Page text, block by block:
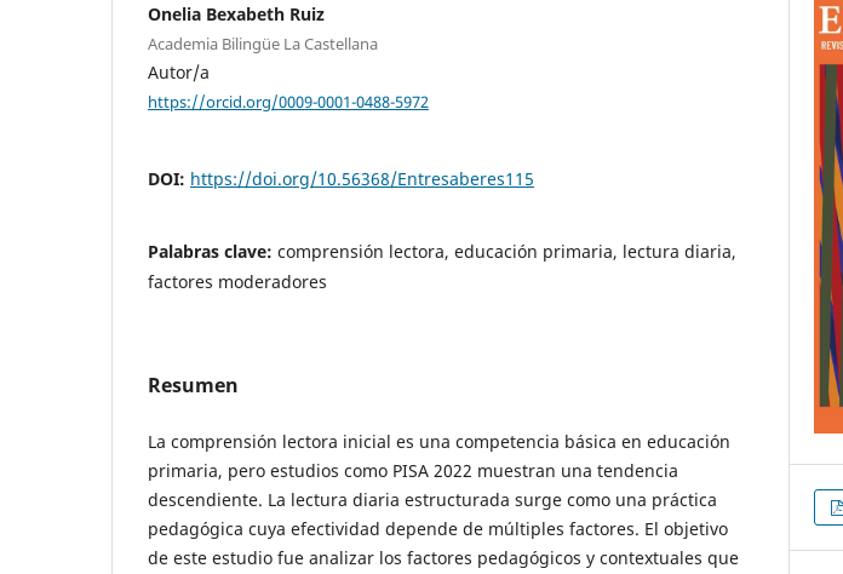
Onelia Bexabeth Ruiz
Academia Bilingüe La Castellana
Autor/a
https://orcid.org/0009-0001-0488-5972
DOI: https://doi.org/10.56368/Entresaberes115
Palabras clave: comprensión lectora, educación primaria, lectura diaria,
factores moderadores
Resumen
La comprensión lectora inicial es una competencia básica en educación
primaria, pero estudios como PISA 2022 muestran una tendencia
descendiente. La lectura diaria estructurada surge como una práctica
pedagógica cuya efectividad depende de múltiples factores. El objetivo
de este estudio fue analizar los factores pedagógicos y contextuales que